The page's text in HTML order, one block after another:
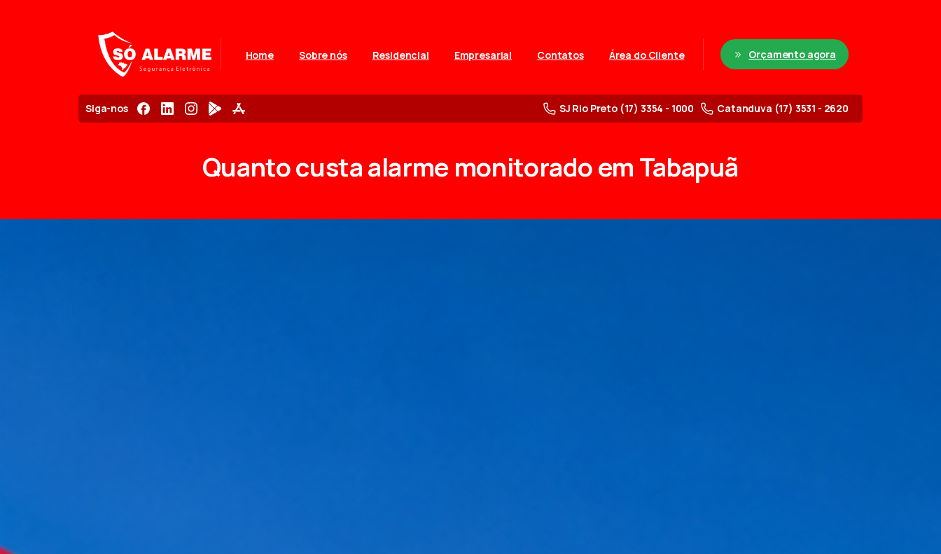
Home Sobre nós Residencial Empresarial Contatos Área do Cliente Orçamento agora
Siga-nos SJ Rio Preto (17) 3354 - 1000 Catanduva (17) 3531 - 2620
Quantocustaalarme monitoradoem Tabapuã